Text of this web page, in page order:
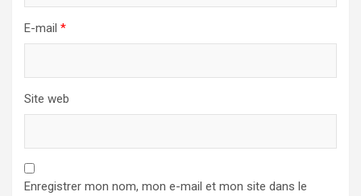
E-mail *
Site web
Enregistrer mon nom, mon e-mail et mon site dans le